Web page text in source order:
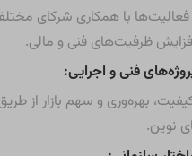
با همکاری شرکای
افزایش ظرفیت‌های فنی و مالی.
فنی و اجرایی:
بهره‌وری و سهم بازار از
نوین.